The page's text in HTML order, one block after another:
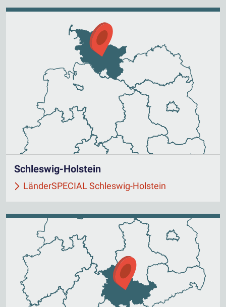
Schleswig-Holstein
LänderSPECIAL Schleswig-Holstein